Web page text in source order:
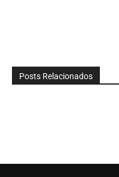
Posts Relacionados